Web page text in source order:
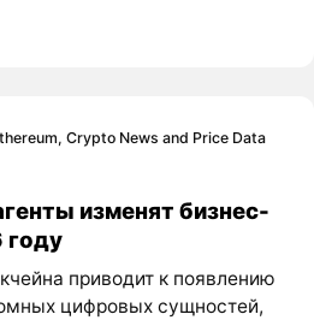
Crypto News and Price Data
изменят бизнес-
году
приводит к появлению
цифровых сущностей,